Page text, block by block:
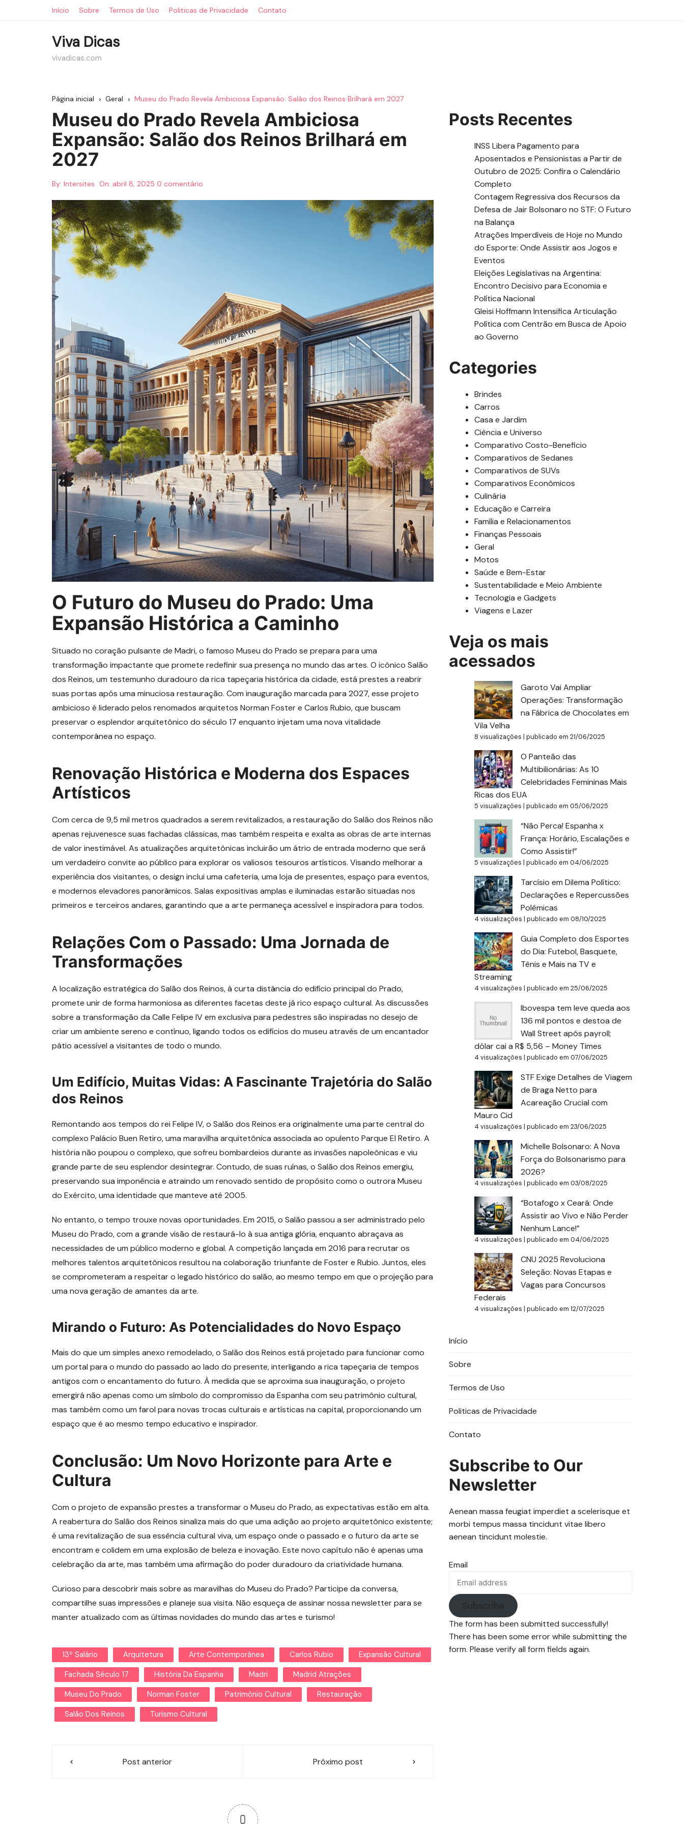
Início Sobre Termos de Uso Politicas de Privacidade Contato
Viva Dicas
vivadicas.com
Página inicial Geral Museu do Prado Revela Ambiciosa Expansão: Salão dos Reinos Brilhará em 2027
Museu do Prado Revela Ambiciosa
Expansão: Salão dos Reinos Brilhará em
2027
By: Intersites On: abril 8, 2025 0 comentário
O Futuro do Museu do Prado: Uma
Expansão Histórica a Caminho
Situado no coração pulsante de Madri, o famoso Museu do Prado se prepara para uma
transformação impactante que promete redefinir sua presença no mundo das artes. O icônico Salão
dos Reinos, um testemunho duradouro da rica tapeçaria histórica da cidade, está prestes a reabrir
suas portas após uma minuciosa restauração. Com inauguração marcada para 2027, esse projeto
ambicioso é liderado pelos renomados arquitetos Norman Foster e Carlos Rubio, que buscam
preservar o esplendor arquitetônico do século 17 enquanto injetam uma nova vitalidade
contemporânea no espaço.
Renovação Histórica e Moderna dos Espaces
Artísticos
Com cerca de 9,5 mil metros quadrados a serem revitalizados, a restauração do Salão dos Reinos não
apenas rejuvenesce suas fachadas clássicas, mas também respeita e exalta as obras de arte internas
de valor inestimável. As atualizações arquitetônicas incluirão um átrio de entrada moderno que será
um verdadeiro convite ao público para explorar os valiosos tesouros artísticos. Visando melhorar a
experiência dos visitantes, o design inclui uma cafeteria, uma loja de presentes, espaço para eventos,
e modernos elevadores panorâmicos. Salas expositivas amplas e iluminadas estarão situadas nos
primeiros e terceiros andares, garantindo que a arte permaneça acessível e inspiradora para todos.
Relações Com o Passado: Uma Jornada de
Transformações
A localização estratégica do Salão dos Reinos, à curta distância do edifício principal do Prado,
promete unir de forma harmoniosa as diferentes facetas deste já rico espaço cultural. As discussões
sobre a transformação da Calle Felipe IV em exclusiva para pedestres são inspiradas no desejo de
criar um ambiente sereno e contínuo, ligando todos os edifícios do museu através de um encantador
pátio acessível a visitantes de todo o mundo.
Um Edifício, Muitas Vidas: A Fascinante Trajetória do Salão
dos Reinos
Remontando aos tempos do rei Felipe IV, o Salão dos Reinos era originalmente uma parte central do
complexo Palácio Buen Retiro, uma maravilha arquitetônica associada ao opulento Parque El Retiro. A
história não poupou o complexo, que sofreu bombardeios durante as invasões napoleônicas e viu
grande parte de seu esplendor desintegrar. Contudo, de suas ruínas, o Salão dos Reinos emergiu,
preservando sua imponência e atraindo um renovado sentido de propósito como o outrora Museu
do Exército, uma identidade que manteve até 2005.
No entanto, o tempo trouxe novas oportunidades. Em 2015, o Salão passou a ser administrado pelo
Museu do Prado, com a grande visão de restaurá-lo à sua antiga glória, enquanto abraçava as
necessidades de um público moderno e global. A competição lançada em 2016 para recrutar os
melhores talentos arquitetônicos resultou na colaboração triunfante de Foster e Rubio. Juntos, eles
se comprometeram a respeitar o legado histórico do salão, ao mesmo tempo em que o projeção para
uma nova geração de amantes da arte.
Mirando o Futuro: As Potencialidades do Novo Espaço
Mais do que um simples anexo remodelado, o Salão dos Reinos está projetado para funcionar como
um portal para o mundo do passado ao lado do presente, interligando a rica tapeçaria de tempos
antigos com o encantamento do futuro. À medida que se aproxima sua inauguração, o projeto
emergirá não apenas como um símbolo do compromisso da Espanha com seu patrimônio cultural,
mas também como um farol para novas trocas culturais e artísticas na capital, proporcionando um
espaço que é ao mesmo tempo educativo e inspirador.
Conclusão: Um Novo Horizonte para Arte e
Cultura
Com o projeto de expansão prestes a transformar o Museu do Prado, as expectativas estão em alta.
A reabertura do Salão dos Reinos sinaliza mais do que uma adição ao projeto arquitetônico existente;
é uma revitalização de sua essência cultural viva, um espaço onde o passado e o futuro da arte se
encontram e colidem em uma explosão de beleza e inovação. Este novo capítulo não é apenas uma
celebração da arte, mas também uma afirmação do poder duradouro da criatividade humana.
Curioso para descobrir mais sobre as maravilhas do Museu do Prado? Participe da conversa,
compartilhe suas impressões e planeje sua visita. Não esqueça de assinar nossa newsletter para se
manter atualizado com as últimas novidades do mundo das artes e turismo!
13º Salário Arquitetura Arte Contemporânea Carlos Rubio
Expansão Cultural
Fachada Século 17
História Da Espanha Madri
Madrid Atrações
Museu Do Prado
Norman Foster Patrimônio Cultural
Restauração
Salão Dos Reinos
Turismo Cultural
NavegaçãoPost anterior Próximo post
0
Posts Recentes
INSS Libera Pagamento para
Aposentados e Pensionistas a Partir de
Outubro de 2025: Confira o Calendário
Completo
Contagem Regressiva dos Recursos da
Defesa de Jair Bolsonaro no STF: O Futuro
na Balança
Atrações Imperdíveis de Hoje no Mundo
do Esporte: Onde Assistir aos Jogos e
Eventos
Eleições Legislativas na Argentina:
Encontro Decisivo para Economia e
Política Nacional
Gleisi Hoffmann Intensifica Articulação
Política com Centrão em Busca de Apoio
ao Governo
Categories
Brindes
Carros
Casa e Jardim
Ciência e Universo
Comparativo Costo-Beneficio
Comparativos de Sedanes
Comparativos de SUVs
Comparativos Econômicos
Culinária
Educação e Carreira
Família e Relacionamentos
Finanças Pessoais
Geral
Motos
Saúde e Bem-Estar
Sustentabilidade e Meio Ambiente
Tecnologia e Gadgets
Viagens e Lazer
Veja os mais
acessados
Garoto Vai Ampliar
Operações: Transformação
na Fábrica de Chocolates em
Vila Velha
8 visualizações | publicado em 21/06/2025
O Panteão das
Multibilionárias: As 10
Celebridades Femininas Mais
Ricas dos EUA
5 visualizações | publicado em 05/06/2025
“Não Perca! Espanha x
França: Horário, Escalações e
Como Assistir!”
5 visualizações | publicado em 04/06/2025
Tarcísio em Dilema Político:
Declarações e Repercussões
Polêmicas
4 visualizações | publicado em 08/10/2025
Guia Completo dos Esportes
do Dia: Futebol, Basquete,
Tênis e Mais na TV e
Streaming
4 visualizações | publicado em 25/06/2025
Ibovespa tem leve queda aos
136 mil pontos e destoa de
Wall Street após payroll;
dólar cai a R$ 5,56 – Money Times
4 visualizações | publicado em 07/06/2025
STF Exige Detalhes de Viagem
de Braga Netto para
Acareação Crucial com
Mauro Cid
4 visualizações | publicado em 23/06/2025
Michelle Bolsonaro: A Nova
Força do Bolsonarismo para
2026?
4 visualizações | publicado em 03/08/2025
“Botafogo x Ceará: Onde
Assistir ao Vivo e Não Perder
Nenhum Lance!”
4 visualizações | publicado em 04/06/2025
CNU 2025 Revoluciona
Seleção: Novas Etapas e
Vagas para Concursos
Federais
4 visualizações | publicado em 12/07/2025
Início
Sobre
Termos de Uso
Politicas de Privacidade
Contato
Subscribe to Our
Newsletter
Aenean massa feugiat imperdiet a scelerisque et
morbi tempus massa tincidunt vitae libero
aenean tincidunt molestie.
Email
Subscribe
The form has been submitted successfully!
There has been some error while submitting the
form. Please verify all form fields again.